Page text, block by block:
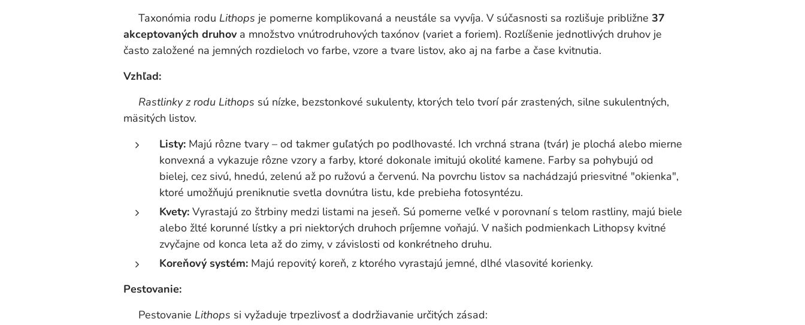
Taxonómia rodu Lithops je pomerne komplikovaná a neustále sa vyvíja. V súčasnosti sa rozlišuje približne 37
akceptovaných druhova množstvo vnútrodruhových taxónov (variet a foriem). Rozlíšenie jednotlivých druhov je
často založené na jemných rozdieloch vo farbe, vzore a tvare listov, ako aj na farbe a čase kvitnutia.
Vzhľad:
Rastlinky z rodu Lithops sú nízke, bezstonkové sukulenty, ktorých telo tvorí pár zrastených, silne sukulentných,
mäsitých listov.
Listy:Majú rôzne tvary – od takmer guľatých po podlhovasté. Ich vrchná strana (tvár) je plochá alebo mierne
konvexná a vykazuje rôzne vzory a farby, ktoré dokonale imitujú okolité kamene. Farby sa pohybujú od
bielej, cez sivú, hnedú, zelenú až po ružovú a červenú. Na povrchu listov sa nachádzajú priesvitné "okienka",
ktoré umožňujú preniknutie svetla dovnútra listu, kde prebieha fotosyntézu.
Kvety:Vyrastajú zo štrbiny medzi listami na jeseň. Sú pomerne veľké v porovnaní s telom rastliny, majú biele
alebo žlté korunné lístky a pri niektorých druhoch príjemne voňajú. V našich podmienkach Lithopsy kvitné
zvyčajne od konca leta až do zimy, v závislosti od konkrétneho druhu.
Koreňový systém:Majú repovitý koreň, z ktorého vyrastajú jemné, dlhé vlasovité korienky.
Pestovanie:
Pestovanie Lithops si vyžaduje trpezlivosť a dodržiavanie určitých zásad: